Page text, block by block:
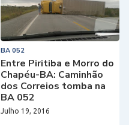
BA 052
Entre Piritiba e Morro do
Chapéu-BA: Caminhão
dos Correios tomba na
BA 052
Julho 19, 2016